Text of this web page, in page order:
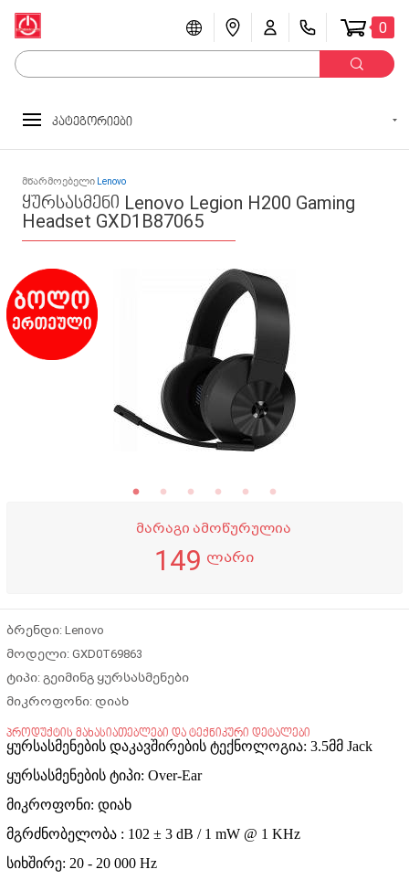
0
კატეგორიები
მწარმოებელი Lenovo
ყურსასმენი Lenovo Legion H200 Gaming
Headset GXD1B87065
მარაგი ამოწურულია
149 ლარი
ბრენდი: Lenovo
მოდელი: GXD0T69863
ტიპი: გეიმინგ ყურსასმენები
მიკროფონი: დიახ
პროდუქტის მახასიათებლები და ტექნიკური დეტალები
ყურსასმენების დაკავშირების ტექნოლოგია: 3.5მმ Jack
ყურსასმენების ტიპი: Over-Ear
მიკროფონი: დიახ
მგრძნობელობა : 102 ± 3 dB / 1 mW @ 1 KHz
სიხშირე: 20 - 20 000 Hz